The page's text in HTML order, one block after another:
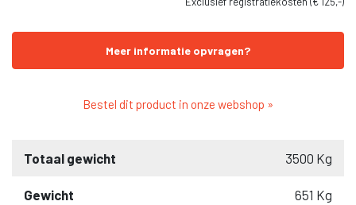
Meer informatie opvragen?
Bestel dit product in onze webshop »
Totaal gewicht 3500 Kg
Gewicht 651 Kg